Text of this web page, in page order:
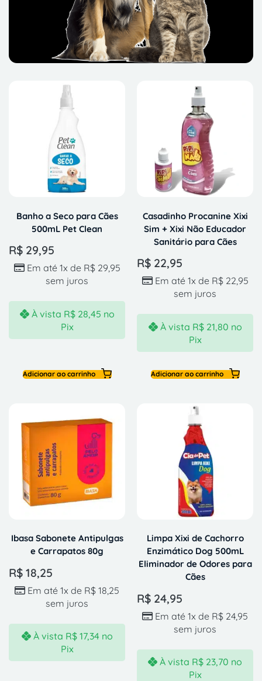
Banho a Seco para Cães
500mL Pet Clean
R$ 29,95
Em até 1x de R$29,95
sem juros
À vista R$28,45 no
Pix
Adicionar ao carrinho
Casadinho Procanine Xixi
Sim + Xixi Não Educador
Sanitário para Cães
R$ 22,95
Em até 1x de R$22,95
sem juros
À vista R$21,80 no
Pix
Adicionar ao carrinho
Ibasa Sabonete Antipulgas
e Carrapatos 80g
R$ 18,25
Em até 1x de R$ 18,25
sem juros
À vista R$17,34 no
Pix
Limpa Xixi de Cachorro
Enzimático Dog 500mL
Eliminador de Odores para
Cães
R$ 24,95
Em até 1x de R$ 24,95
sem juros
À vista R$ 23,70 no
Pix